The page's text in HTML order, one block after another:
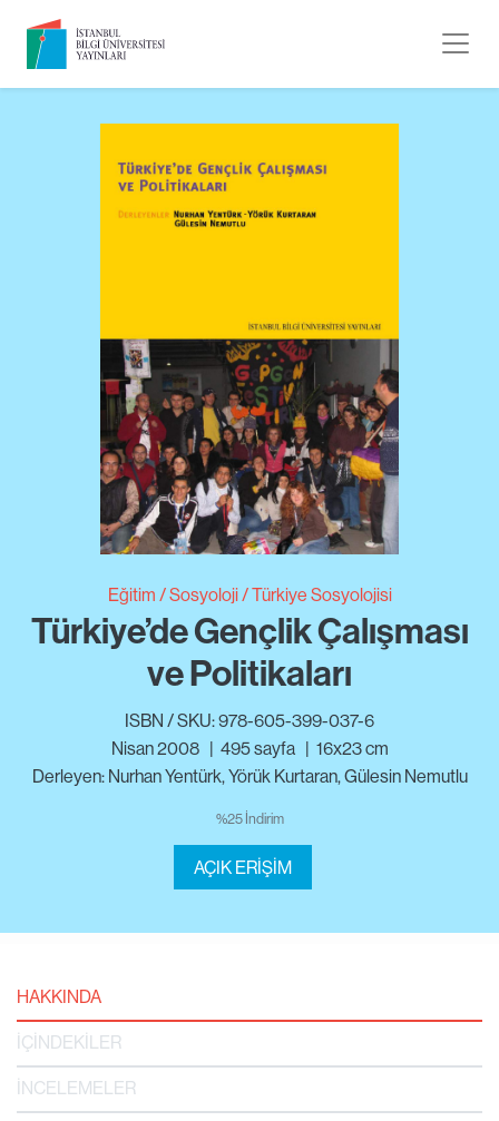
Eğitim Sosyoloji Türkiye Sosyolojisi
Türkiye’de Gençlik Çalışması
ve Politikaları
ISBN / SKU: 978-605-399-037-6
Nisan 2008 | 495sayfa | 16x23 cm
Derleyen: Nurhan Yentürk, Yörük Kurtaran, Gülesin Nemutlu
%25 İndirim
AÇIK ERİŞİM
HAKKINDA
İÇİNDEKİLER
İNCELEMELER